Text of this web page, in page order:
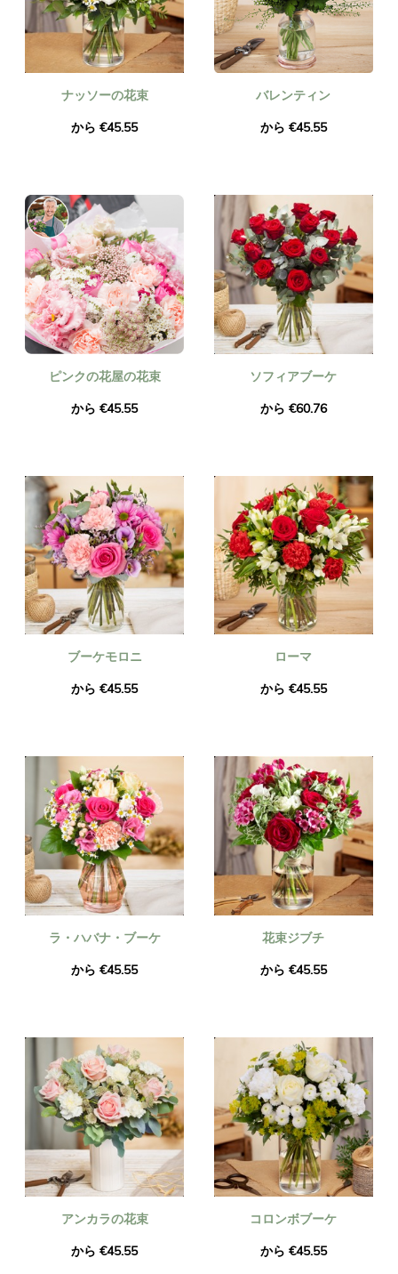
ナッソーの花束
から €45.55
バレンティン
から €45.55
ピンクの花屋の花束
から €45.55
ソフィアブーケ
から €60.76
ブーケモロニ
から €45.55
ローマ
から €45.55
ラ・ハバナ・ブーケ
から €45.55
花束ジブチ
から €45.55
アンカラの花束
から €45.55
コロンボブーケ
から €45.55